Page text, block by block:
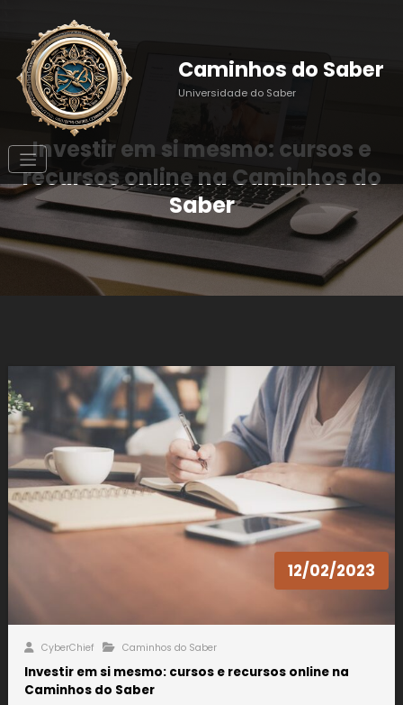
conteúdo
Caminhos do Saber
Universidade do Saber
Investir em si mesmo: cursos e
recursos online na Caminhos do
Saber
12/02/2023
CyberChief Caminhos do Saber
Investir em si mesmo: cursos e recursos online na
Caminhos do Saber